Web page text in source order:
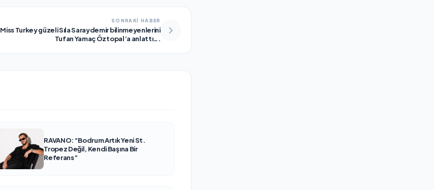
SONRAKİ HABER
Miss Turkey güzeli Sıla Saraydemir bilinmeyenlerini
Tufan Yamaç Öztopal’a anlattı….
RAVANO: “Bodrum Artık Yeni St.
Tropez Değil, Kendi Başına Bir
Referans”